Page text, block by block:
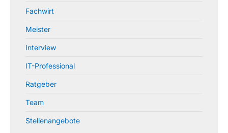
Fachwirt
Meister
Interview
IT-Professional
Ratgeber
Team
Stellenangebote